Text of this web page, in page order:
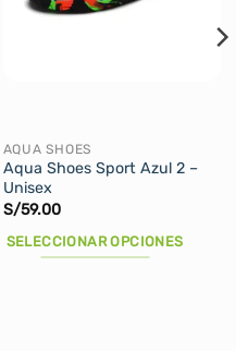
AQUA SHOES
Aqua Shoes Sport Azul 2 –
Unisex
S/59.00
SELECCIONAR OPCIONES